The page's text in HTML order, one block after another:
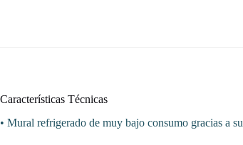
Características Técnicas
• Mural refrigerado de muy bajo consumo gracias a